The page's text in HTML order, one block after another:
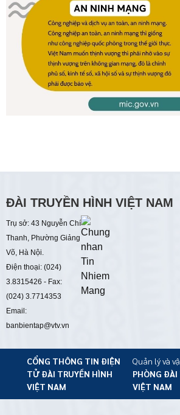
ĐÀI TRUYỀN HÌNH VIỆT NAM
Trụ sở: 43 Nguyễn Chí
Thanh, Phường Giảng
Võ, Hà Nội.
Điện thoại: (024)
3.8315426 - Fax:
(024) 3.7714353
Email:
banbientap@vtv.vn
CỔNG THÔNG TIN ĐIỆN
TỬĐÀI TRUYỀN HÌNH
VIỆT NAM
Quản lý và
PHÒNG ĐÀI
VIỆT NAM